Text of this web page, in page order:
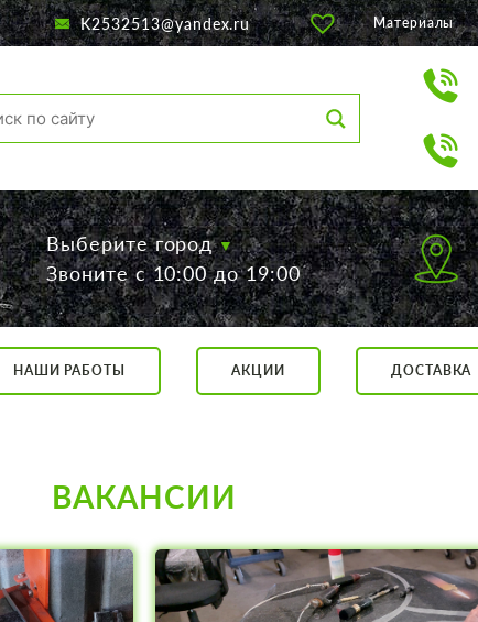
K2532513@yandex.ru Материалы
Выберите город
Звоните с 10:00 до 19:00
НАШИ РАБОТЫ АКЦИИ ДОСТАВКА
ВАКАНСИИ